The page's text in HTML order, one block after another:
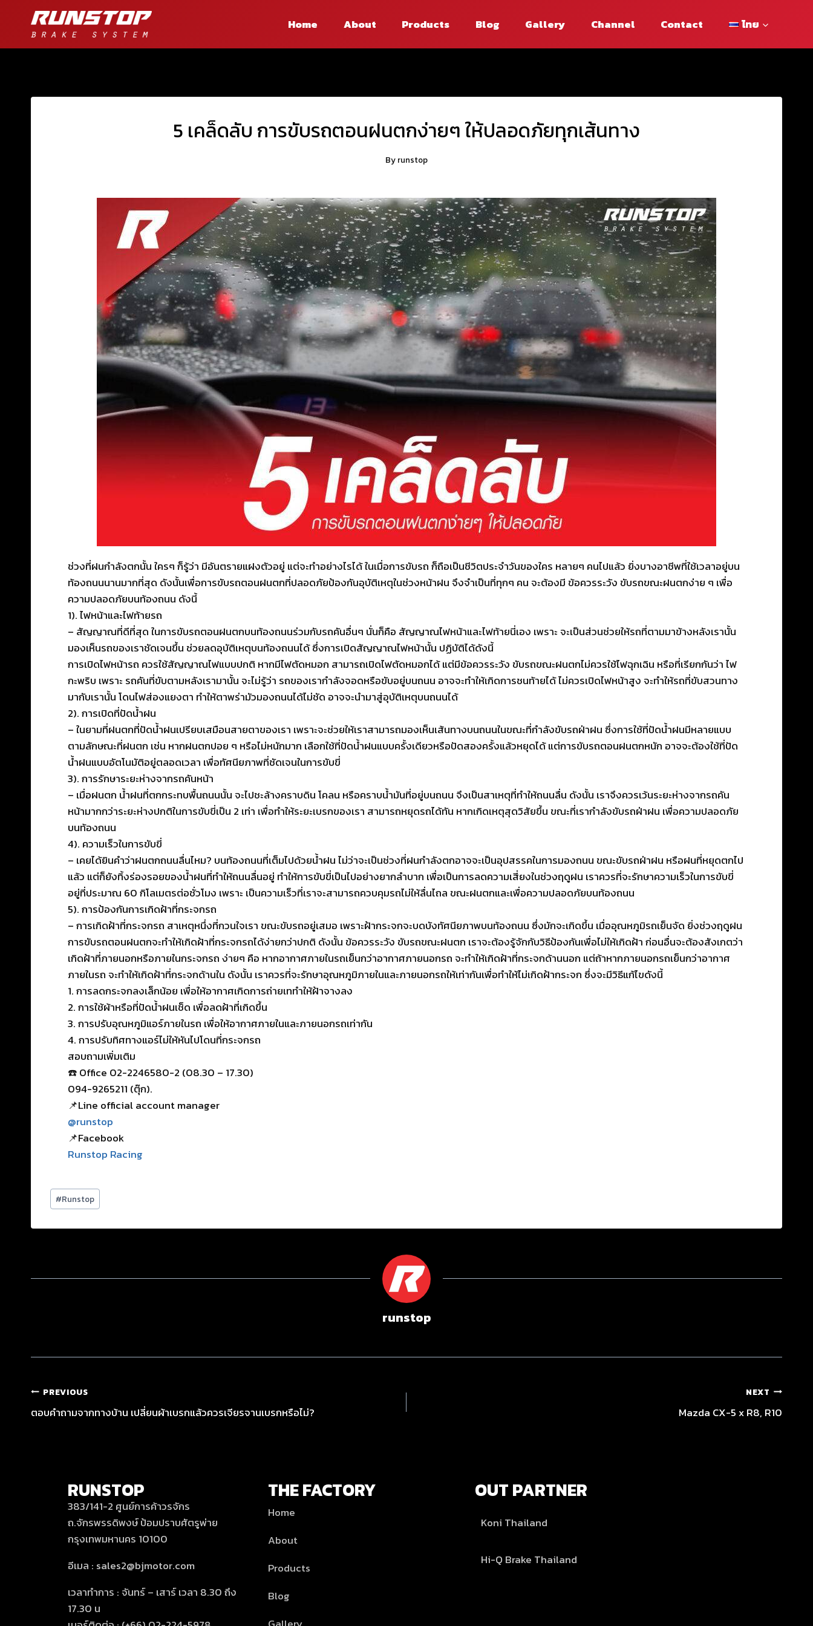
Home About Products Blog Gallery Channel Contact ไทย
5 เคล็ดลับ การขับรถตอนฝนตกง่ายๆ ให้ปลอดภัยทุกเส้นทาง
By runstop
ช่วงที่ฝนกำลังตกนั้น ใครๆ ก็รู้ว่า มีอันตรายแฝงตัวอยู่ แต่จะทำอย่างไรได้ ในเมื่อการขับรถ ก็ถือเป็นชีวิตประจำวันของใคร หลายๆ คนไปแล้ว ยิ่งบางอาชีพที่ใช้เวลาอยู่บน
ท้องถนนนานมากที่สุด ดังนั้นเพื่อการขับรถตอนฝนตกที่ปลอดภัยป้องกันอุบัติเหตุในช่วงหน้าฝน จึงจำเป็นที่ทุกๆ คน จะต้องมี ข้อควรระวัง ขับรถขณะฝนตกง่าย ๆ เพื่อ
ความปลอดภัยบนท้องถนน ดังนี้
1). ไฟหน้าและไฟท้ายรถ
– สัญญาณที่ดีที่สุด ในการขับรถตอนฝนตกบนท้องถนนร่วมกับรถคันอื่นๆ นั่นก็คือ สัญญาณไฟหน้าและไฟท้ายนี่เอง เพราะ จะเป็นส่วนช่วยให้รถที่ตามมาข้างหลังเรานั้น
มองเห็นรถของเราชัดเจนขึ้น ช่วยลดอุบัติเหตุบนท้องถนนได้ ซึ่งการเปิดสัญญาณไฟหน้านั้น ปฏิบัติได้ดังนี้
การเปิดไฟหน้ารถ ควรใช้สัญญาณไฟแบบปกติ หากมีไฟตัดหมอก สามารถเปิดไฟตัดหมอกได้ แต่มีข้อควรระวัง ขับรถขณะฝนตกไม่ควรใช้ไฟฉุกเฉิน หรือที่เรียกกันว่า ไฟ
กะพริบ เพราะ รถคันที่ขับตามหลังเรามานั้น จะไม่รู้ว่า รถของเรากำลังจอดหรือขับอยู่บนถนน อาจจะทำให้เกิดการชนท้ายได้ ไม่ควรเปิดไฟหน้าสูง จะทำให้รถที่ขับสวนทาง
มากับเรานั้น โดนไฟส่องแยงตา ทำให้ตาพร่ามัวมองถนนได้ไม่ชัด อาจจะนำมาสู่อุบัติเหตุบนถนนได้
2). การเปิดที่ปัดน้ำฝน
– ในยามที่ฝนตกที่ปัดน้ำฝนเปรียบเสมือนสายตาของเรา เพราะจะช่วยให้เราสามารถมองเห็นเส้นทางบนถนนในขณะที่กำลังขับรถฝ่าฝน ซึ่งการใช้ที่ปัดน้ำฝนมีหลายแบบ
ตามลักษณะที่ฝนตก เช่น หากฝนตกปอย ๆ หรือไม่หนักมาก เลือกใช้ที่ปัดน้ำฝนแบบครั้งเดียวหรือปัดสองครั้งแล้วหยุดได้ แต่การขับรถตอนฝนตกหนัก อาจจะต้องใช้ที่ปัด
น้ำฝนแบบอัตโนมัติอยู่ตลอดเวลา เพื่อทัศนียภาพที่ชัดเจนในการขับขี่
3). การรักษาระยะห่างจากรถคันหน้า
– เมื่อฝนตก น้ำฝนที่ตกกระทบพื้นถนนนั้น จะไปชะล้างคราบดิน โคลน หรือคราบน้ำมันที่อยู่บนถนน จึงเป็นสาเหตุที่ทำให้ถนนลื่น ดังนั้น เราจึงควรเว้นระยะห่างจากรถคัน
หน้ามากกว่าระยะห่างปกติในการขับขี่เป็น 2 เท่า เพื่อทำให้ระยะเบรกของเรา สามารถหยุดรถได้ทัน หากเกิดเหตุสุดวิสัยขึ้น ขณะที่เรากำลังขับรถฝ่าฝน เพื่อความปลอดภัย
บนท้องถนน
4). ความเร็วในการขับขี่
– เคยได้ยินคำว่าฝนตกถนนลื่นไหม? บนท้องถนนที่เต็มไปด้วยน้ำฝน ไม่ว่าจะเป็นช่วงที่ฝนกำลังตกอาจจะเป็นอุปสรรคในการมองถนน ขณะขับรถฝ่าฝน หรือฝนที่หยุดตกไป
แล้ว แต่ก็ยังทิ้งร่องรอยของน้ำฝนที่ทำให้ถนนลื่นอยู่ ทำให้การขับขี่เป็นไปอย่างยากลำบาก เพื่อเป็นการลดความเสี่ยงในช่วงฤดูฝน เราควรที่จะรักษาความเร็วในการขับขี่
อยู่ที่ประมาณ 60 กิโลเมตรต่อชั่วโมง เพราะ เป็นความเร็วที่เราจะสามารถควบคุมรถไม่ให้ลื่นไถล ขณะฝนตกและเพื่อความปลอดภัยบนท้องถนน
5). การป้องกันการเกิดฝ้าที่กระจกรถ
– การเกิดฝ้าที่กระจกรถ สาเหตุหนึ่งที่กวนใจเรา ขณะขับรถอยู่เสมอ เพราะฝ้ากระจกจะบดบังทัศนียภาพบนท้องถนน ซึ่งมักจะเกิดขึ้น เมื่ออุณหภูมิรถเย็นจัด ยิ่งช่วงฤดูฝน
การขับรถตอนฝนตกจะทำให้เกิดฝ้าที่กระจกรถได้ง่ายกว่าปกติ ดังนั้น ข้อควรระวัง ขับรถขณะฝนตก เราจะต้องรู้จักกับวิธีป้องกันเพื่อไม่ให้เกิดฝ้า ก่อนอื่นจะต้องสังเกตว่า
เกิดฝ้าที่ภายนอกหรือภายในกระจกรถ ง่ายๆ คือ หากอากาศภายในรถเย็นกว่าอากาศภายนอกรถ จะทำให้เกิดฝ้าที่กระจกด้านนอก แต่ถ้าหากภายนอกรถเย็นกว่าอากาศ
ภายในรถ จะทำให้เกิดฝ้าที่กระจกด้านใน ดังนั้น เราควรที่จะรักษาอุณหภูมิภายในและภายนอกรถให้เท่ากันเพื่อทำให้ไม่เกิดฝ้ากระจก ซึ่งจะมีวิธีแก้ไขดังนี้
1. การลดกระจกลงเล็กน้อย เพื่อให้อากาศเกิดการถ่ายเททำให้ฝ้าจางลง
2. การใช้ผ้าหรือที่ปัดน้ำฝนเช็ด เพื่อลดฝ้าที่เกิดขึ้น
3. การปรับอุณหภูมิแอร์ภายในรถ เพื่อให้อากาศภายในและภายนอกรถเท่ากัน
4. การปรับทิศทางแอร์ไม่ให้หันไปโดนที่กระจกรถ
สอบถามเพิ่มเติม
☎️ Office 02-2246580-2 (08.30 – 17.30)
094-9265211 (ตุ๊ก).
📌Line official account manager
@runstop
📌Facebook
Runstop Racing
#Runstop
runstop
PREVIOUS
ตอบคำถามจากทางบ้าน เปลี่ยนผ้าเบรกแล้วควรเจียรจานเบรกหรือไม่?
NEXT
Mazda CX-5 x R8, R10
RUNSTOP
383/141-2 ศูนย์การค้าวรจักร
ถ.จักรพรรดิพงษ์ ป้อมปราบศัตรูพ่าย
กรุงเทพมหานคร 10100
อีเมล : sales2@bjmotor.com
เวลาทำการ : จันทร์ – เสาร์ เวลา 8.30 ถึง
17.30 น
THE FACTORY
Home
About
Products
Blog
OUT PARTNER
Koni Thailand
Hi-Q Brake Thailand